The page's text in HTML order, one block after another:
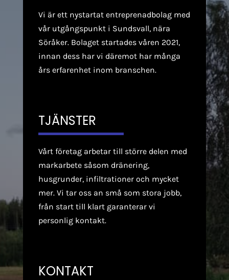
Vi är ett nystartat entreprenadbolag med
vår utgångspunkt i Sundsvall, nära
Söråker. Bolaget startades våren 2021,
innan dess har vi däremot har många
års erfarenhet inom branschen.
TJÄNSTER
Vårt företag arbetar till större delen med
markarbete såsom dränering,
husgrunder, infiltrationer och mycket
mer. Vi tar oss an små som stora jobb,
från start till klart garanterar vi
personlig kontakt.
KONTAKT